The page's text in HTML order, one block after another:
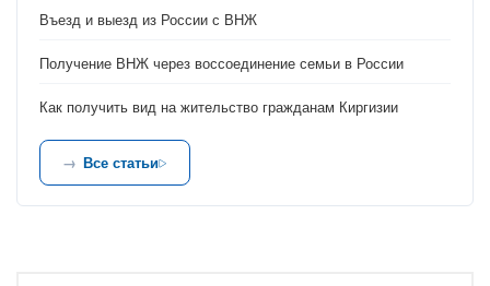
Въезд и выезд из России с ВНЖ
Получение ВНЖ через воссоединение семьи в России
Как получить вид на жительство гражданам Киргизии
Все статьи